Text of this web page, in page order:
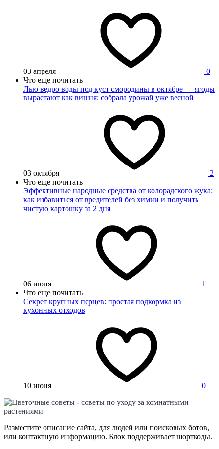
03 апреля
0
Что еще почитать
Лью ведро воды под куст смородины в октябре — ягоды
вырастают как вишня: собрала урожай уже весной
03 октября
2
Что еще почитать
Эффективные народные средства от колорадского жука:
как избавиться от вредителей без химии и получить
чистую картошку за 2 дня
06 июня
1
Что еще почитать
Секрет крупных перцев: простая подкормка из
кухонных отходов
10 июня 0
Разместите описание сайта, для людей или поисковых ботов,
или контактную информацию. Блок поддерживает шорткоды.